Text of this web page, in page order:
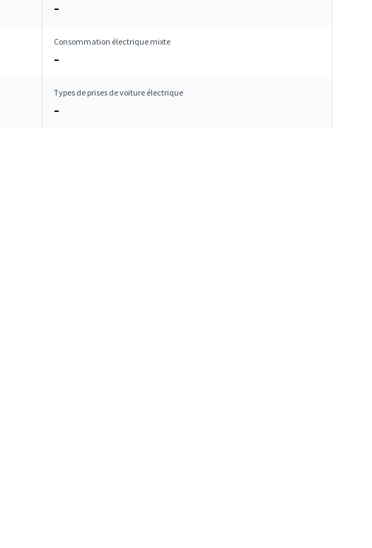
–
Consommation électrique mixte
–
Types de prises de voiture électrique
–